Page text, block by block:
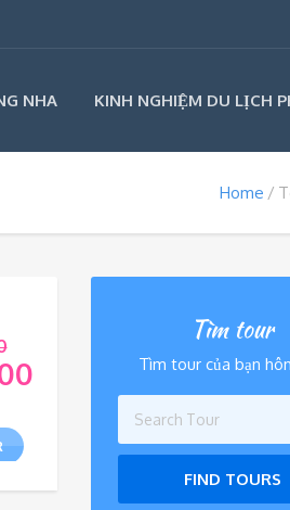
NHA KINH NGHIỆM DU LỊCH
Home
Tìm tour
Tìm tour của bạn
FIND TOURS